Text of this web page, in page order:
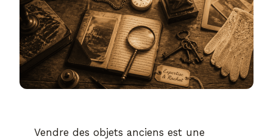
Vendre des objets anciens est une